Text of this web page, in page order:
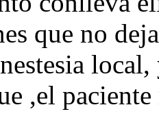
que no
,el